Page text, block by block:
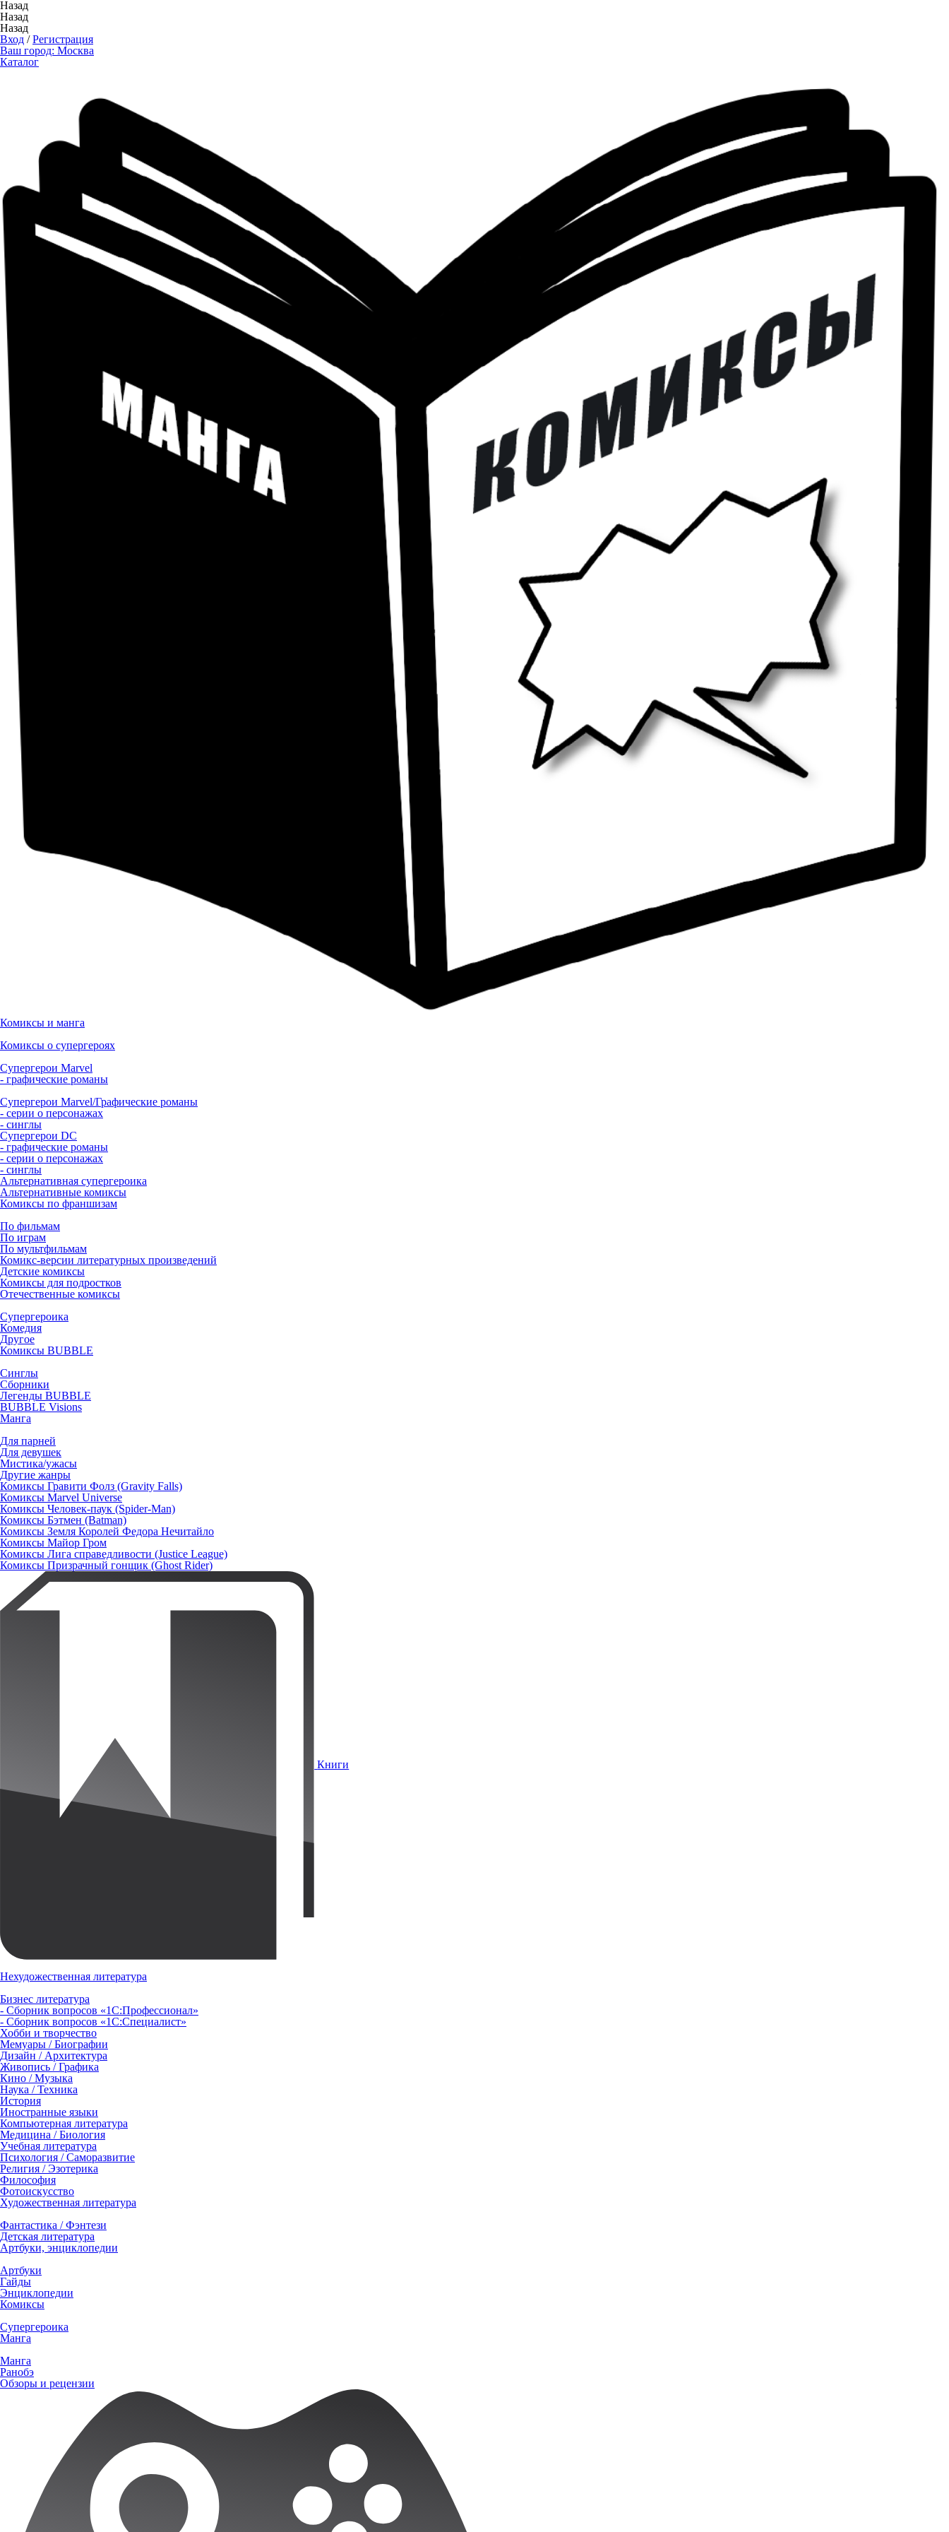
Назад
Назад
Назад
Вход /Регистрация
Ваш город: Москва
Каталог
Комиксы и манга
Комиксы о супергероях
Супергерои Marvel
- графические романы
Супергерои Marvel/Графические романы
- серии о персонажах
- синглы
Супергерои DC
- графические романы
- серии о персонажах
- синглы
Альтернативная супергероика
Альтернативные комиксы
Комиксы по франшизам
По фильмам
По играм
По мультфильмам
Комикс-версии литературных произведений
Детские комиксы
Комиксы для подростков
Отечественные комиксы
Супергероика
Комедия
Другое
Комиксы BUBBLE
Синглы
Сборники
Легенды BUBBLE
BUBBLE Visions
Манга
Для парней
Для девушек
Мистика/ужасы
Другие жанры
Комиксы Гравити Фолз (Gravity Falls)
Комиксы Marvel Universe
Комиксы Человек-паук (Spider-Man)
Комиксы Бэтмен (Batman)
Комиксы Земля Королей Федора Нечитайло
Комиксы Майор Гром
Комиксы Лига справедливости (Justice League)
Комиксы Призрачный гонщик (Ghost Rider)
Книги
Нехудожественная литература
Бизнес литература
- Сборник вопросов «1С:Профессионал»
- Сборник вопросов «1С:Специалист»
Хобби и творчество
Мемуары / Биографии
Дизайн / Архитектура
Живопись / Графика
Кино / Музыка
Наука / Техника
История
Иностранные языки
Компьютерная литература
Медицина / Биология
Учебная литература
Психология / Саморазвитие
Религия / Эзотерика
Философия
Фотоискусство
Художественная литература
Фантастика / Фэнтези
Детская литература
Артбуки, энциклопедии
Артбуки
Гайды
Энциклопедии
Комиксы
Супергероика
Манга
Манга
Ранобэ
Обзоры и рецензии